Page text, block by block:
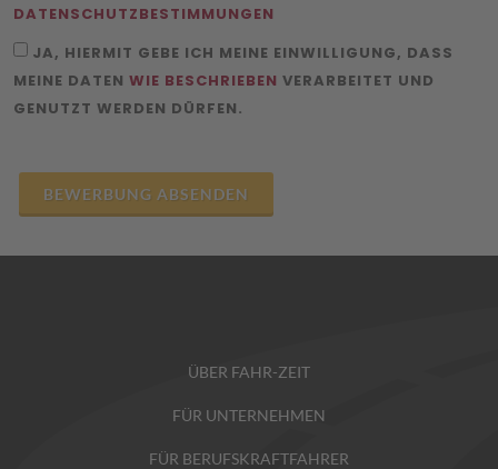
DATENSCHUTZBESTIMMUNGEN
JA, HIERMIT GEBE ICH MEINE EINWILLIGUNG, DASS
MEINE DATEN WIE BESCHRIEBEN VERARBEITET UND
GENUTZT WERDEN DÜRFEN.
ÜBER FAHR-ZEIT
FÜR UNTERNEHMEN
FÜR BERUFSKRAFTFAHRER